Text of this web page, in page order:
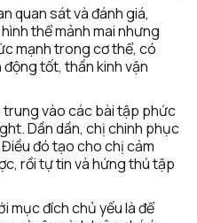
quan sát và đánh giá,
thể mảnh mai nhưng
mạnh trong cơ thể, có
tốt, thần kinh vận
trung vào các bài tập phức
Dần dần, chị chinh phục
đó tạo cho chị cảm
rồi tự tin và hứng thú tập
mục đích chủ yếu là để